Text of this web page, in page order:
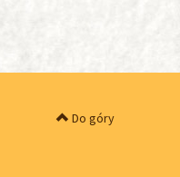
Do góry